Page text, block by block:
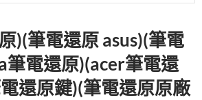
r
)(筆電還原 asus)(筆電
筆電還原)(acer筆電還
還原鍵)(筆電還原原廠